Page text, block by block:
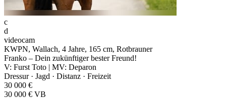
c
d
videocam
KWPN, Wallach, 4 Jahre, 165 cm, Rotbrauner
Franko – Dein zukünftiger bester Freund!
V: Furst Toto | MV: Deparon
Dressur · Jagd · Distanz · Freizeit
30 000 €
30 000 € VB